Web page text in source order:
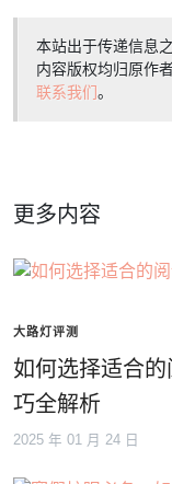
本站出于传递信息
内容版权均归原作
联系我们。
更多内容
大路灯评测
如何选择适合
巧全解析
2025 年 01 月 24 日